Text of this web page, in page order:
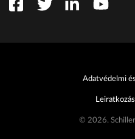
Adatvédelmi
© 2026.